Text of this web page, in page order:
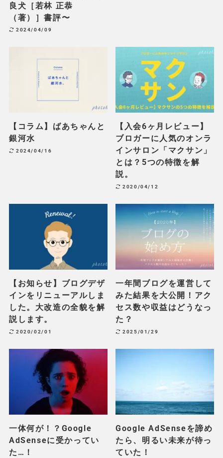
良犬［若林 正恭
（著）］書評〜
2024/04/09
【コラム】ばあちゃんと
銀河水
2024/04/16
【入会6ヶ月レビュー】
ブロガーに人気のオンラ
インサロン「マクサン」
とは？5つの特徴を解
説。
2020/04/12
【お知らせ】ブログデザ
インをリニューアルしま
した。大改造の全貌を解
説します。
2020/02/01
一年間ブログを運営して
みた結果を大公開！アク
セス数や収益はどうなっ
た？
2025/01/29
一体何が！？Google
AdSenseに受かってい
た…！
Google AdSenseを諦め
たら、明るい未来が待っ
ていた！